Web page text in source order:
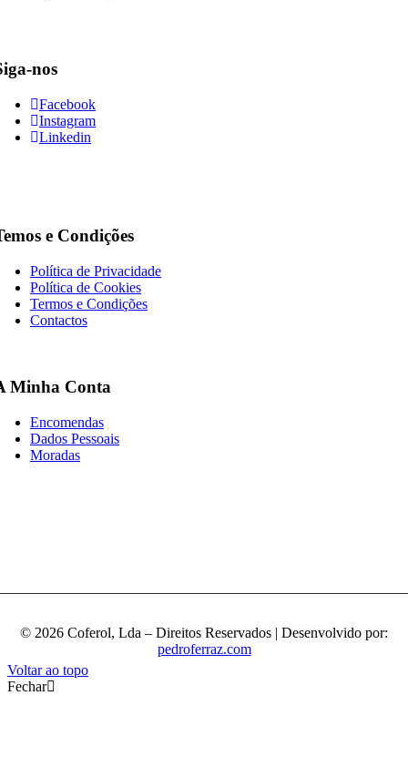
nos
Facebook
Instagram
Linkedin
e Condições
Política de Privacidade
Política de Cookies
Termos e Condições
Contactos
Minha Conta
Encomendas
Dados Pessoais
Moradas
© 2026 Coferol, Lda – Direitos Reservados | Desenvolvido por:
pedroferraz.com
Voltar ao topo
Fechar